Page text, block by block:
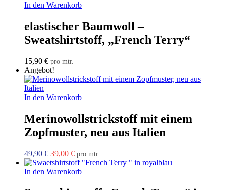
In den Warenkorb
elastischer Baumwoll –
Sweatshirtstoff, „French Terry“
15,90 € pro mtr.
Angebot!
In den Warenkorb
Merinowollstrickstoff mit einem
Zopfmuster, neu aus Italien
49,90€ Ursprünglicher
Preis
war:
39,00 €Aktueller
Preis
ist:
pro mtr.
In den Warenkorb